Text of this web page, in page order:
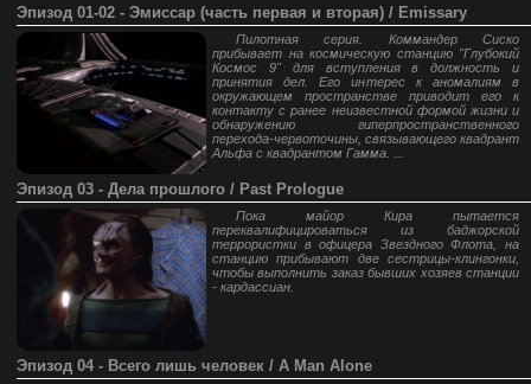
Эпизод 01-02 - Эмиссар (часть первая и вторая) / Emissary
Пилотная серия. Коммандер Сиско
прибывает на космическую станцию "Глубокий
Космос 9" для вступления в должность и
принятия дел. Его интерес к аномалиям в
окружающем пространстве приводит его к
контакту с ранее неизвестной формой жизни и
обнаружению гиперпространственного
перехода-червоточины, связывающего квадрант
Альфа с квадрантом Гамма. ...
Эпизод 03 - Дела прошлого / Past Prologue
Пока майор Кира пытается
переквалифицироваться из баджорской
террористки в офицера Звездного Флота, на
станцию прибывают две сестрицы-клингонки,
чтобы выполнить заказ бывших хозяев станции
- кардассиан.
Эпизод 04 - Всего лишь человек / A Man Alone